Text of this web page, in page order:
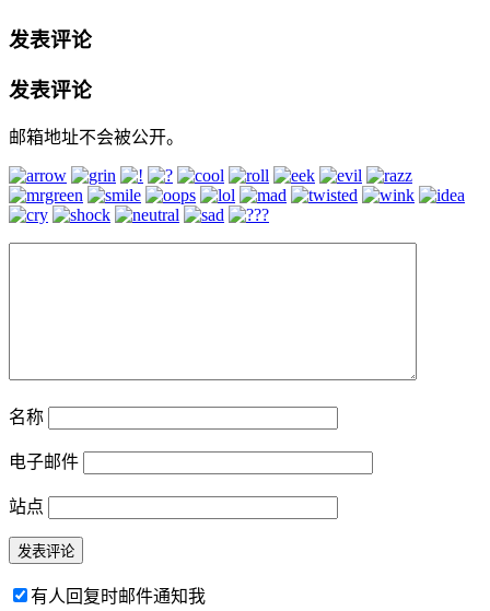
发表评论
发表评论
邮箱地址不会被公开。
名称
电子邮件
站点
有人回复时邮件通知我